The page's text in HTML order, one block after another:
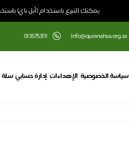
يمكنك التبرع باستخدام (أبل باي)
info@quranahsa.org.sa
0135753111
سياسة الخصوصية الإهداءات إدارة حسابي سلة